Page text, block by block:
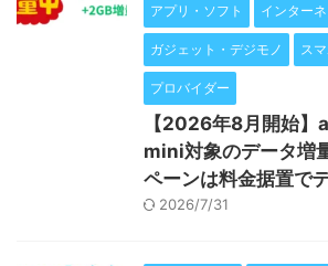
アプリ・ソフト インターネ
ガジェット・デジモノ ス
プロバイダー
【2026年8月開始
mini対象のデータ増
ペーンは料金据置で
2026/7/31